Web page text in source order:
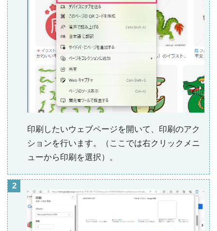
印刷したいウェブページを開いて、印刷のアク
ションを行います。（ここでは右クリックメニ
ューから印刷を選択）。